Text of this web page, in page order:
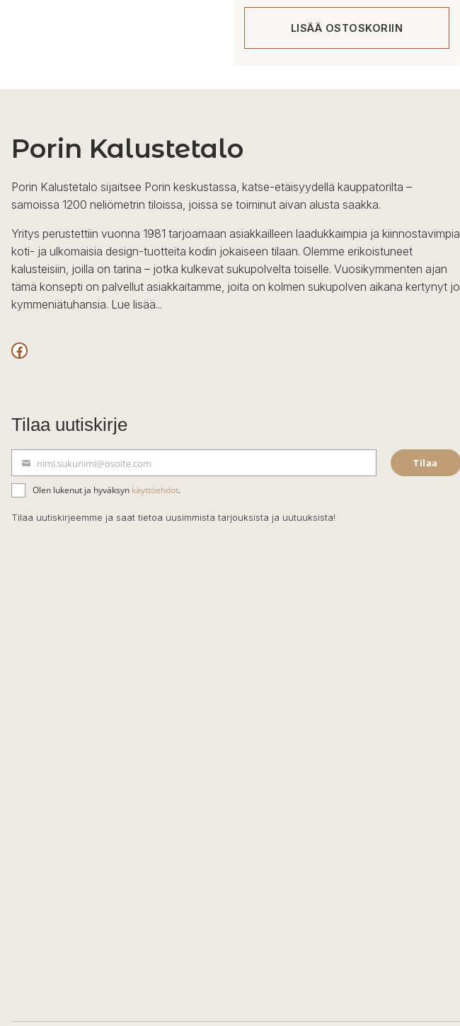
LISÄÄ OSTOSKORIIN
Porin Kalustetalo
Porin Kalustetalo sijaitsee Porin keskustassa, katse-etäisyydellä kauppatorilta –
samoissa 1200 neliömetrin tiloissa, joissa se toiminut aivan alusta saakka.
Yritys perustettiin vuonna 1981 tarjoamaan asiakkailleen laadukkaimpia ja kiinnostavimpia
koti- ja ulkomaisia design-tuotteita kodin jokaiseen tilaan. Olemme erikoistuneet
kalusteisiin, joilla on tarina – jotka kulkevat sukupolvelta toiselle. Vuosikymmenten ajan
tämä konsepti on palvellut asiakkaitamme, joita on kolmen sukupolven aikana kertynyt jo
kymmeniätuhansia. Lue lisää...
Facebook
Tilaa uutiskirje
ä
h
k
nimi.sukunimi@osoite.com Tilaa
Olen lukenut ja hyväksyn käyttöehdot.
Tilaa uutiskirjeemme ja saat tietoa uusimmista tarjouksista ja uutuuksista!